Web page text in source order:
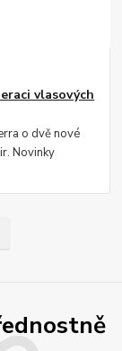
vlasových
o dvě nové
Novinky